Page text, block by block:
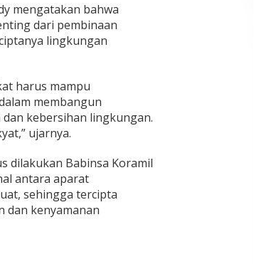
mengatakan bahwa
dari pembinaan
lingkungan
harus mampu
membangun
kebersihan lingkungan.
ujarnya.
dilakukan Babinsa Koramil
antara aparat
sehingga tercipta
dan kenyamanan